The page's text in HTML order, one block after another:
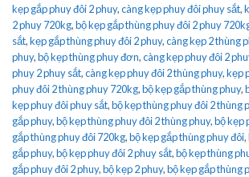
kẹp gắp phuy đôi 2 phuy,càng kẹp phuy đôi phuy sắt,
2 phuy 720kg,bộ kẹp gắp thùng phuy đôi 2 phuy
sắt,kẹp gắp thùng phuy đôi 2 phuy,càng kẹp 2 thùng
phuy,bộ kẹp thùng phuy đơn,càng kẹp phuy đôi 2
phuy 2 phuy sắt,càng kẹp phuy đôi 2 thùng phuy,kẹp
phuy đôi 2 thùng phuy 720kg,bộ kẹp gắp thùng phuy,
kẹp phuy đôi phuy sắt,bộ kẹp thùng phuy đôi 2 thùng
gắp phuy,bộ kẹp thùng phuy đôi 2 thùng phuy,bộ kẹp
gắp thùng phuy đôi 720kg,bộ kẹp gắp thùng phuy đôi,
gắp phuy,bộ kẹp phuy đôi 2 phuy sắt,bộ kẹp thùng
gắp phuy đôi 2 phuy,bộ kẹp 2 phuy,bộ kẹp gắp thùng